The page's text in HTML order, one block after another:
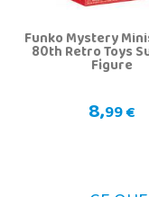
Funko Mystery
80th Retro Toys
Figure
8,99 €